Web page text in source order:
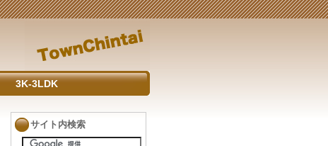
3K-3LDK
サイト内検索